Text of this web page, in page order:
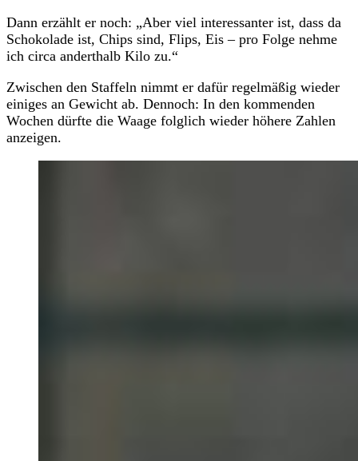
Dann erzählt er noch: „Aber viel interessanter ist, dass da
Schokolade ist, Chips sind, Flips, Eis – pro Folge nehme
ich circa anderthalb Kilo zu.“
Zwischen den Staffeln nimmt er dafür regelmäßig wieder
einiges an Gewicht ab. Dennoch: In den kommenden
Wochen dürfte die Waage folglich wieder höhere Zahlen
anzeigen.